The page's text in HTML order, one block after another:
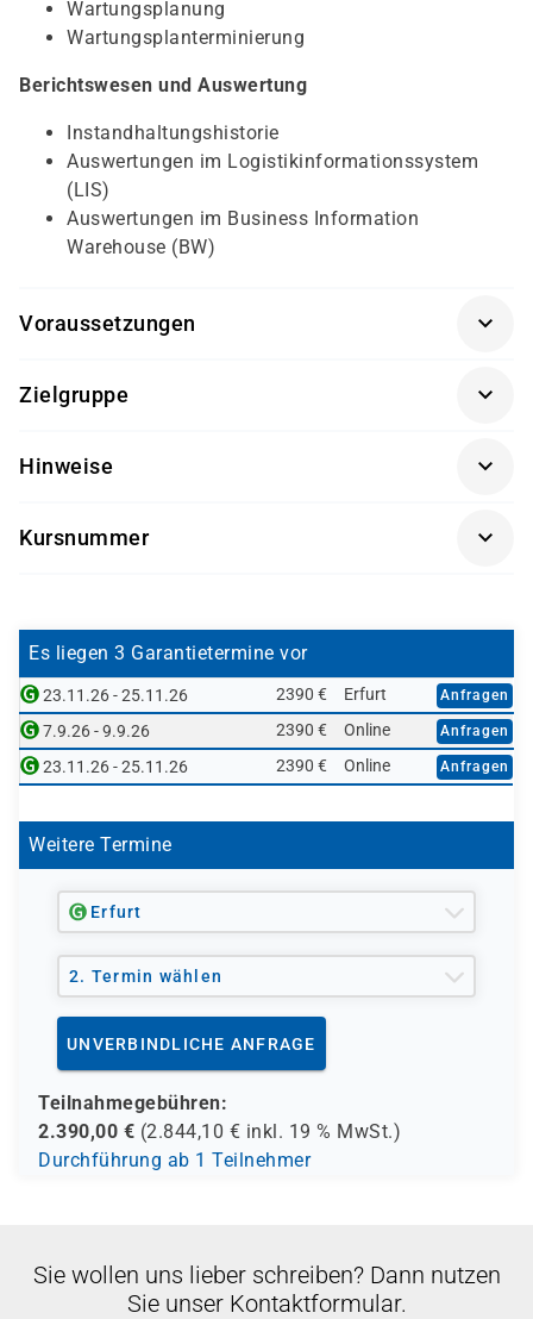
Wartungsplanung
Wartungsplanterminierung
Berichtswesen und Auswertung
Instandhaltungshistorie
Auswertungen im Logistikinformationssystem
(LIS)
Auswertungen im Business Information
Warehouse (BW)
Voraussetzungen
Zielgruppe
Instandhaltung
Hinweise
Kursnummer
Es liegen 3 Garantietermine vor
23.11.26 - 25.11.26 2390 € Erfurt Anfragen
7.9.26 - 9.9.26 2390 € Online Anfragen
23.11.26 - 25.11.26 2390 € Online Anfragen
Weitere Termine
Erfurt
2. Termin wählen
UNVERBINDLICHE ANFRAGE
Teilnahmegebühren:
2.390,00 € (2.844,10 € inkl. 19 % MwSt.)
Durchführung ab 1 Teilnehmer
Sie wollen uns lieber schreiben? Dann nutzen
Sie unser Kontaktformular.